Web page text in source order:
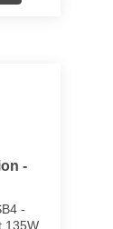
-
-
135W